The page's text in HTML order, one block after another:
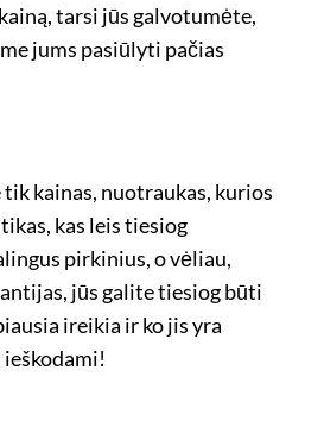
tarsi jūs galvotumėte,
jums pasiūlyti pačias
kainas, nuotraukas, kurios
kas leis tiesiog
pirkinius, o vėliau,
jūs galite tiesiog būti
ireikia ir ko jis yra